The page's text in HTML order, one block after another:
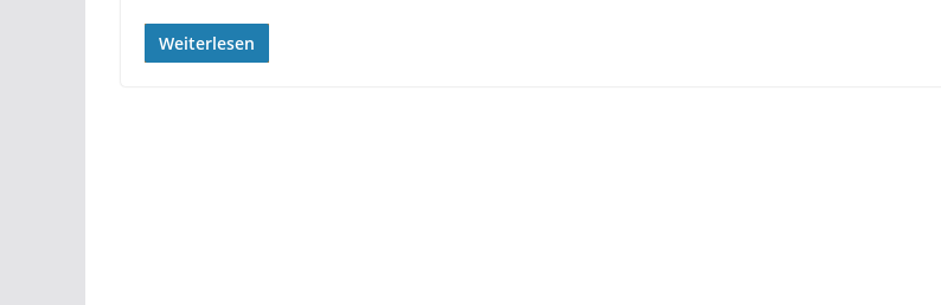
Weiterlesen